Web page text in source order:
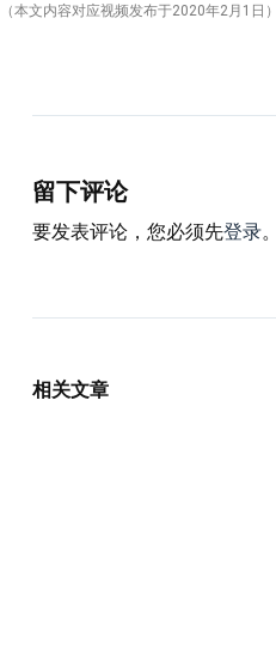
（本文内容对应视频发布于2020年2月 1 日）
留下评论
要发表评论，您必须先登录。
相关文章